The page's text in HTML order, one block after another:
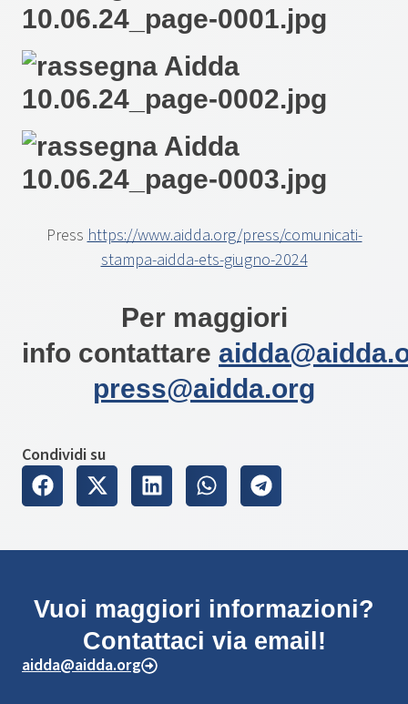
Press https://www.aidda.org/press/comunicati-
stampa-aidda-ets-giugno-2024
Per maggiori
info contattare
press@aidda.org
Condividi su
Vuoi maggiori informazioni?
Contattaci via email!
aidda@aidda.org